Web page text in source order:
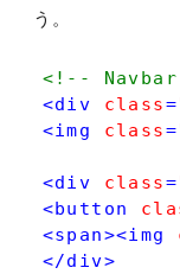
う。
<!--
<div class=
<img class=
<div class=
<button
<span><img
</div>